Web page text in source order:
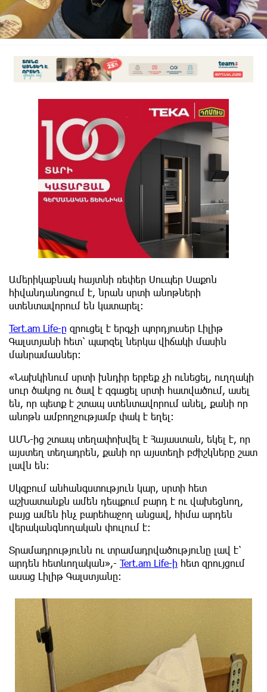
Ամերիկաբնակ հայտնի ռեփեր Սուպեր Սաքոն
հիվանդանոցում է, նրան սրտի անոթների
ստենտավորում են կատարել:
Tert.am Life-ը զրուցել է երգչի պորդյուսեր Լիլիթ
Գալստյանի հետ՝ պարզել ներկա վիճակի մասին
մանրամասներ:
«Նախկինում սրտի խնդիր երբեք չի ունեցել, ուղղակի
սուր ծակոց ու ծավ է զգացել սրտի հատվածում, ասել
են, որ պետք է շտապ ստենտավորում անել, քանի որ
անոթն ամբողջությամբ փակ է եղել:
ԱՄՆ-ից շտապ տեղափոխվել է Հայաստան, եկել է, որ
այստեղ տեղադրեն, քանի որ այստեղի բժիշկները շատ
լավն են:
Սկզբում անհանգստություն կար, սրտի հետ
աշխատանքն ամեն դեպքում բարդ է ու վախեցնող,
բայց ամեն ինչ բարեհաջող անցավ, հիմա արդեն
վերականգնողական փուլում է:
Տրամադրությունն ու տրամադրվածությունը լավ է՝
արդեն հետևողական»,- Tert.am Life-ի հետ զրույցում
ասաց Լիլիթ Գալստյանը: